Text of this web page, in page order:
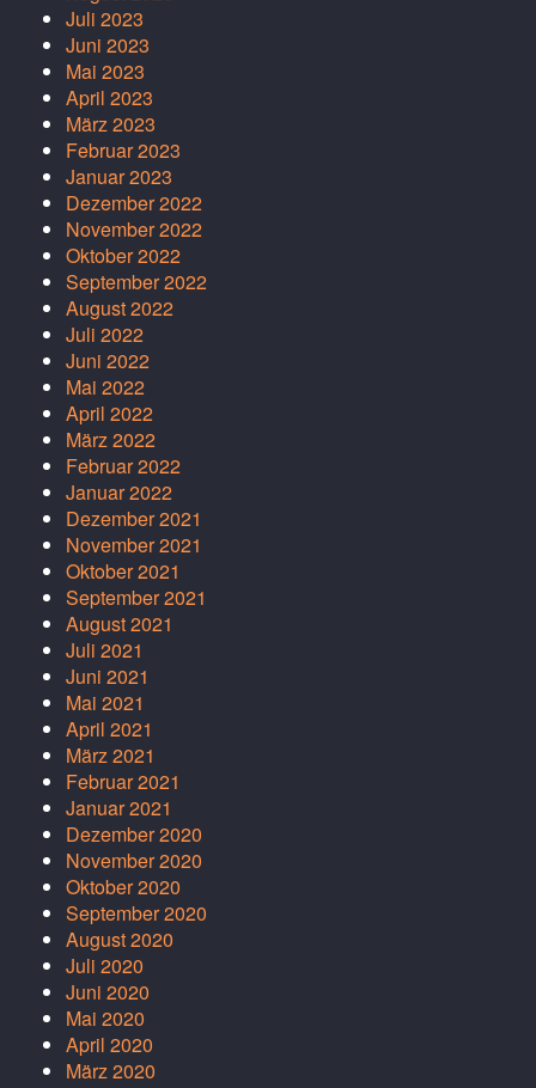
Juli 2023
Juni 2023
Mai 2023
April 2023
März 2023
Februar 2023
Januar 2023
Dezember 2022
November 2022
Oktober 2022
September 2022
August 2022
Juli 2022
Juni 2022
Mai 2022
April 2022
März 2022
Februar 2022
Januar 2022
Dezember 2021
November 2021
Oktober 2021
September 2021
August 2021
Juli 2021
Juni 2021
Mai 2021
April 2021
März 2021
Februar 2021
Januar 2021
Dezember 2020
November 2020
Oktober 2020
September 2020
August 2020
Juli 2020
Juni 2020
Mai 2020
April 2020
März 2020